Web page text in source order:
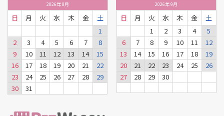
2026年8月
日 月 火 水 木 金
土
1
2
3 4 5 6 7
8
9
10 11 12 13 14
15
16
17 18 19 20 21
22
23
24 25 26 27 28
29
30
31
2026年9月
日 月 火 水 木 金
土
1
2 3 4
5
6
7 8 9 10 11
12
13
14 15 16 17 18
19
20
21 22 23 24 25
26
27
28 29 30